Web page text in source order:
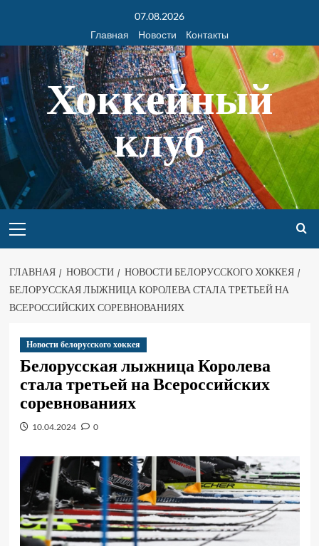
07.08.2026
Главная
Новости Контакты
Хоккейный
клуб
ГЛАВНАЯ НОВОСТИ
НОВОСТИ БЕЛОРУССКОГО ХОККЕЯ
БЕЛОРУССКАЯ ЛЫЖНИЦА КОРОЛЕВА СТАЛА ТРЕТЬЕЙ НА
ВСЕРОССИЙСКИХ СОРЕВНОВАНИЯХ
Новости белорусского хоккея
Белорусская лыжница Королева
стала третьей на Всероссийских
соревнованиях
10.04.2024 0